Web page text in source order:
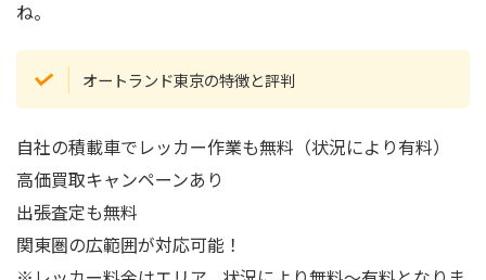
ね。
オートランド東京の特徴と評判
自社の積載車でレッカー作業も無料（状況により有料）
高価買取キャンペーンあり
出張査定も無料
関東圏の広範囲が対応可能！